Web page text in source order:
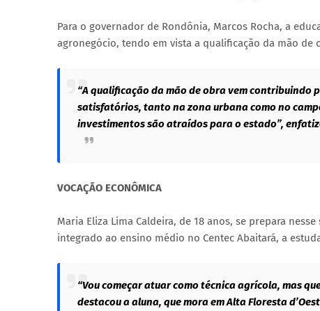
Para o governador de Rondônia, Marcos Rocha, a
agronegócio, tendo em vista a qualificação da mão
“A qualificação da mão de obra vem
satisfatórios, tanto na zona urbana como no
investimentos são atraídos para o estado”,
VOCAÇÃO ECONÔMICA
Maria Eliza Lima Caldeira, de 18 anos, se prepara
integrado ao ensino médio no Centec Abaitará, a
“Vou começar atuar como técnica agrícola, mas
destacou a aluna, que mora em Alta Floresta